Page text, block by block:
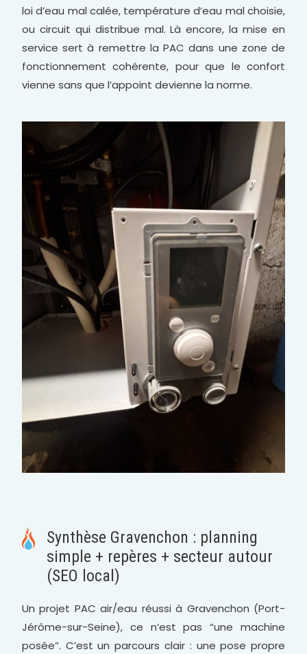
loi d’eau mal calée, température d’eau mal choisie,
ou circuit qui distribue mal. Là encore, la mise en
service sert à remettre la PAC dans une zone de
fonctionnement cohérente, pour que le confort
vienne sans que l’appoint devienne la norme.
Synthèse Gravenchon : planning
simple + repères + secteur autour
(SEO local)
Un projet PAC air/eau réussi à Gravenchon (Port-
Jérôme-sur-Seine), ce n’est pas “une machine
posée”. C’est un parcours clair : une pose propre